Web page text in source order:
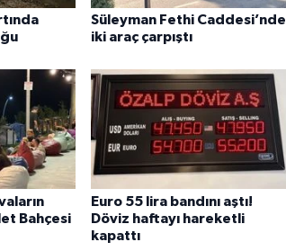
Süleyman Fethi Caddesi’nde
iki araç çarpıştı
Bahçesi
Euro 55 lira bandını aştı!
Döviz haftayı hareketli
kapattı